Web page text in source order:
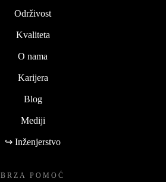
Održivost
Kvaliteta
O nama
Karijera
Blog
Mediji
↪ Inženjerstvo
BRZA POMOĆ